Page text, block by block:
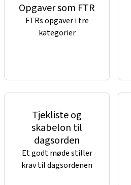
Opgaver som FTR
FTRs opgaver i tre
kategorier
Tjekliste og
skabelon til
dagsorden
Et godt møde stiller
krav til dagsordenen